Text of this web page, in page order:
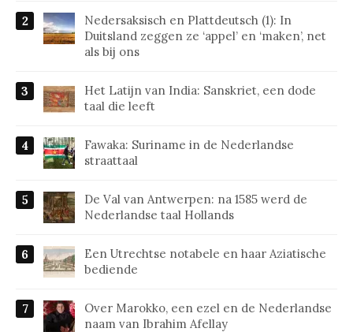
Nedersaksisch en Plattdeutsch (1): In
Duitsland zeggen ze ‘appel’ en ‘maken’, net
als bij ons
Het Latijn van India: Sanskriet, een dode
taal die leeft
Fawaka: Suriname in de Nederlandse
straattaal
De Val van Antwerpen: na 1585 werd de
Nederlandse taal Hollands
Een Utrechtse notabele en haar Aziatische
bediende
Over Marokko, een ezel en de Nederlandse
naam van Ibrahim Afellay